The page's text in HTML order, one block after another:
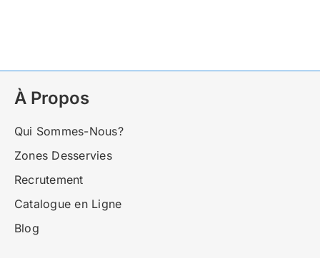
À Propos
Qui Sommes-Nous?
Zones Desservies
Recrutement
Catalogue en Ligne
Blog